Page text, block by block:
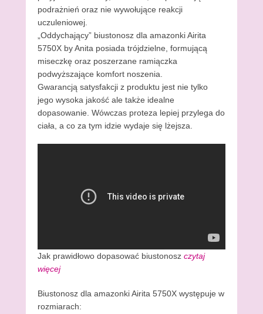
podrażnień oraz nie wywołujące reakcji
uczuleniowej.
„Oddychający” biustonosz dla amazonki Airita
5750X by Anita posiada trójdzielne, formującą
miseczkę oraz poszerzane ramiączka
podwyższające komfort noszenia.
Gwarancją satysfakcji z produktu jest nie tylko
jego wysoka jakość ale także idealne
dopasowanie. Wówczas proteza lepiej przylega do
ciała, a co za tym idzie wydaje się lżejsza.
Jak prawidłowo dopasować biustonosz czytaj
więcej
Biustonosz dla amazonki Airita 5750X występuje w
rozmiarach: